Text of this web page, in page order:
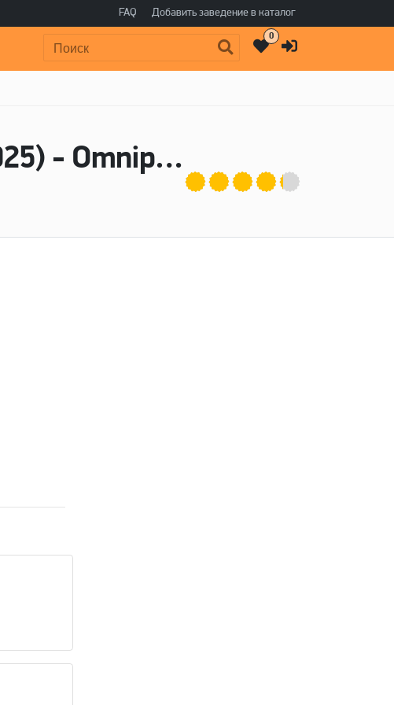
FAQ Добавить заведение в каталог
Поиск: 0
Пиво Noa Pecan Mud Cake Stout (2025) - Omnipollo